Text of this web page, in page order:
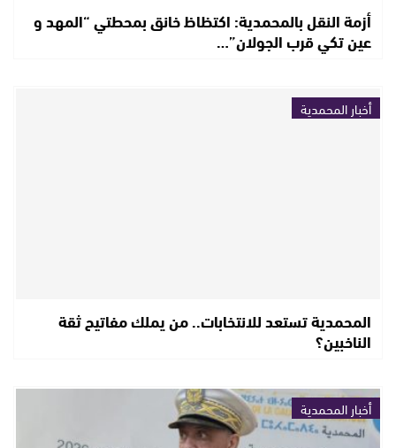
أزمة النقل بالمحمدية: اكتظاظ خانق بمحطتي “المهد و
عين تكي قرب الجولان”…
أخبار المحمدية
المحمدية تستعد للانتخابات.. من يملك مفاتيح ثقة
الناخبين؟
أخبار المحمدية